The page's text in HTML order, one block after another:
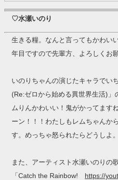
♡水瀬いのり
生きる糧。なんと言ってもかわい
年目ですので先輩方、よろしくお
いのりちゃんの演じたキャラでい
(Re:ゼロから始める異世界生活)」
ムりんかわいい！鬼がかってます
ーン！！！わたしもレムちゃんか
す。めっちゃ怒られたらどうしよ。
また、アーティスト水瀬いのりの
「Catch the Rainbow! https://